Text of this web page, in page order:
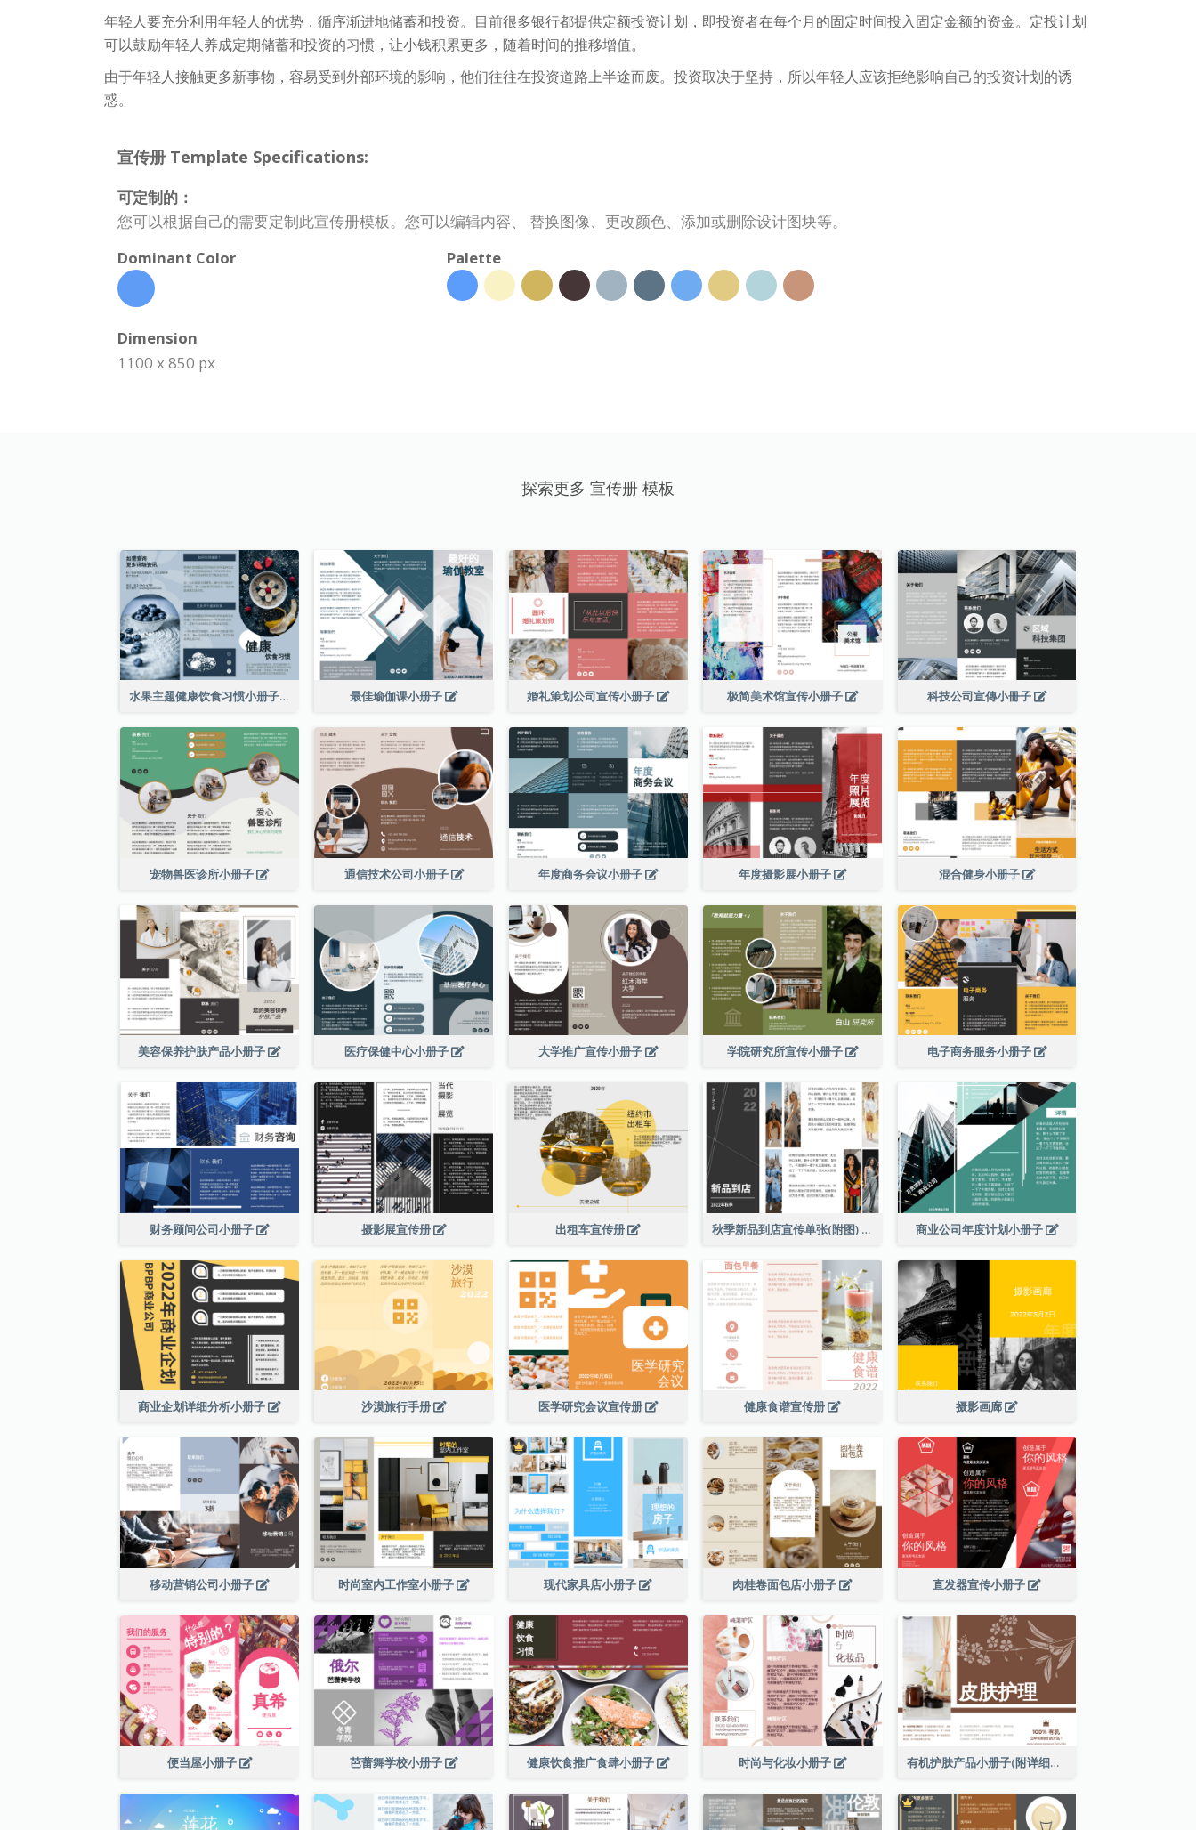
年轻人要充分利用年轻人的优势，循序渐进地储蓄和投资。目前很多银行都提供定额投资计划，即投资者在每个月的固定时间投入固定金额的资金。定投计划
可以鼓励年轻人养成定期储蓄和投资的习惯，让小钱积累更多，随着时间的推移增值。
由于年轻人接触更多新事物，容易受到外部环境的影响，他们往往在投资道路上半途而废。投资取决于坚持，所以年轻人应该拒绝影响自己的投资计划的诱
惑。
宣传册 Template Specifications:
可定制的：
您可以根据自己的需要定制此宣传册模板。您可以编辑内容、 替换图像、更改颜色、添加或删除设计图块等。
Dominant Color
Palette
Dimension
1100 x 850 px
探索更多 宣传册 模板
水果主题健康饮食习惯小册子 最佳瑜伽课小册子 婚礼策划公司宣传小册子 极简美术馆宣传小册子 科技公司宣傳小冊子
宠物兽医诊所小册子 通信技术公司小册子 年度商务会议小册子 年度摄影展小册子 混合健身小册子
美容保养护肤产品小册子 医疗保健中心小册子 大学推广宣传小册子 学院研究所宣传小册子 电子商务服务小册子
财务顾问公司小册子 摄影展宣传册 出租车宣传册 秋季新品到店宣传单张(附图) 商业公司年度计划小册子
商业企划详细分析小册子 沙漠旅行手册 医学研究会议宣传册 健康食谱宣传册 摄影画廊
移动营销公司小册子 时尚室内工作室小册子 现代家具店小册子 肉桂卷面包店小册子 直发器宣传小册子
便当屋小册子 芭蕾舞学校小册子 健康饮食推广食肆小册子 时尚与化妆小册子 有机护肤产品小册子(附详细信息)